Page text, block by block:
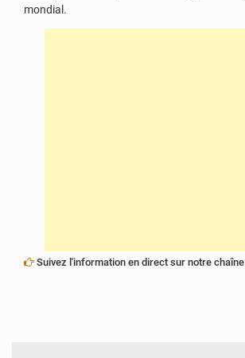
mondial.
Suivez l'information en direct sur notre chaîne